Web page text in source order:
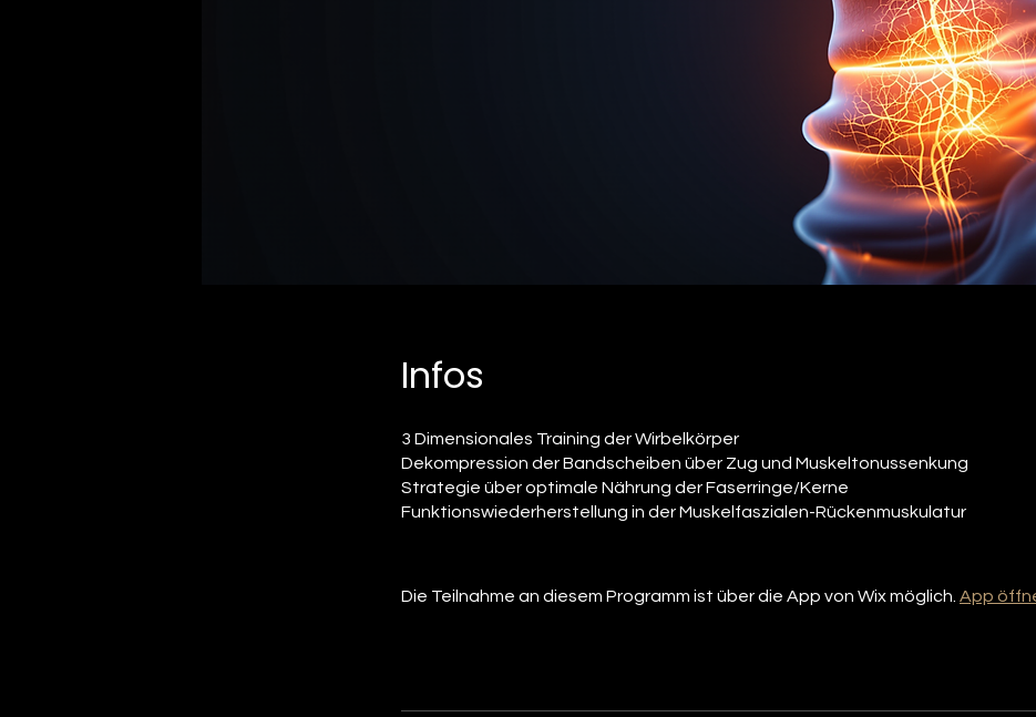
Infos
3 Dimensionales Training der Wirbelkörper
Dekompression der Bandscheiben über Zug und Muskeltonussenkung
Strategie über optimale Nährung der Faserringe/Kerne
Funktionswiederherstellung in der Muskelfaszialen-Rückenmuskulatur
Die Teilnahme an diesem Programm ist über die App von Wix möglich. App